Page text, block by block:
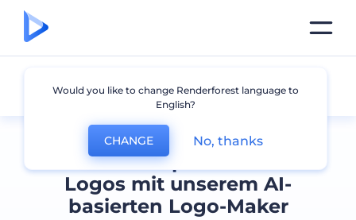
Erstellen Sie professionelle
Logos mit unserem AI-
basierten Logo-Maker
Alle Logos
Would you like to change Renderforest language to
English?
CHANGE No, thanks